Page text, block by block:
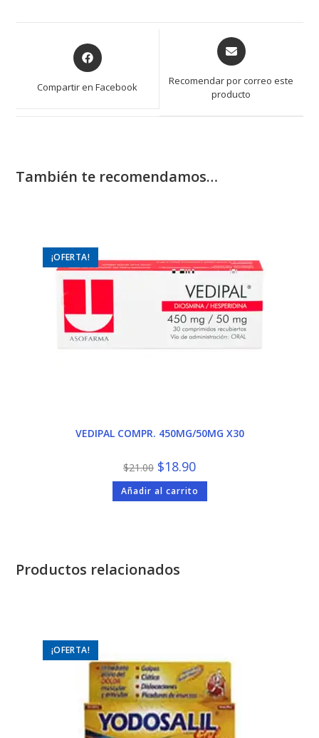
Opens
in
Compartir en Facebook
Opens
in
new
Recomendar por correo este
producto
También te recomendamos…
¡OFERTA!
VEDIPAL COMPR. 450MG/50MG X30
$21.00 El
precio
original
era:
$21.00.
$18.90El
precio
actual
es:
$18.90.
Añadir al carrito
Productos relacionados
¡OFERTA!